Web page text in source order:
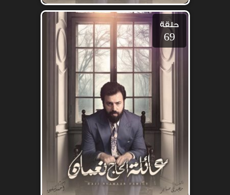
حلقة
69